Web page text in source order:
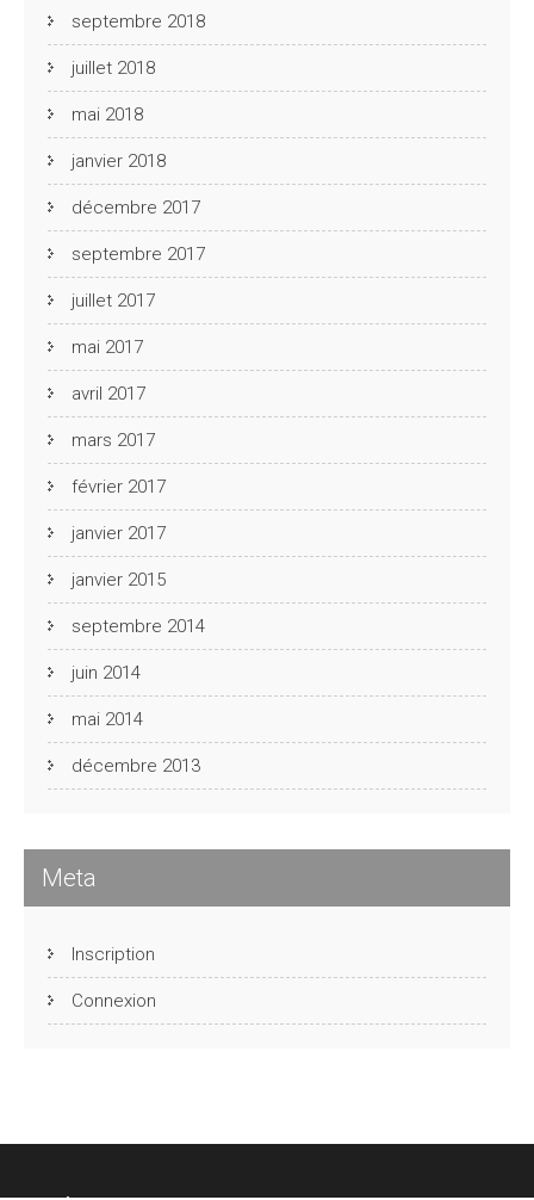
septembre 2018
juillet 2018
mai 2018
janvier 2018
décembre 2017
septembre 2017
juillet 2017
mai 2017
avril 2017
mars 2017
février 2017
janvier 2017
janvier 2015
septembre 2014
juin 2014
mai 2014
décembre 2013
Meta
Inscription
Connexion